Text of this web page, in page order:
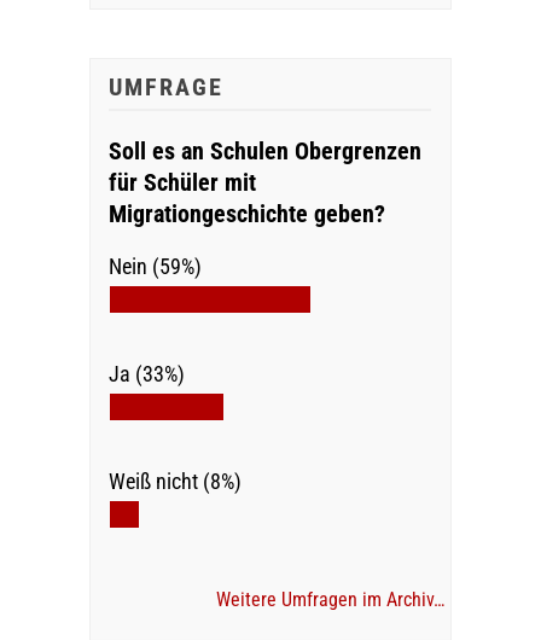
UMFRAGE
Soll es an Schulen Obergrenzen
für Schüler mit
Migrationgeschichte geben?
Nein (59%)
Ja (33%)
Weiß nicht (8%)
Weitere Umfragen im Archiv…